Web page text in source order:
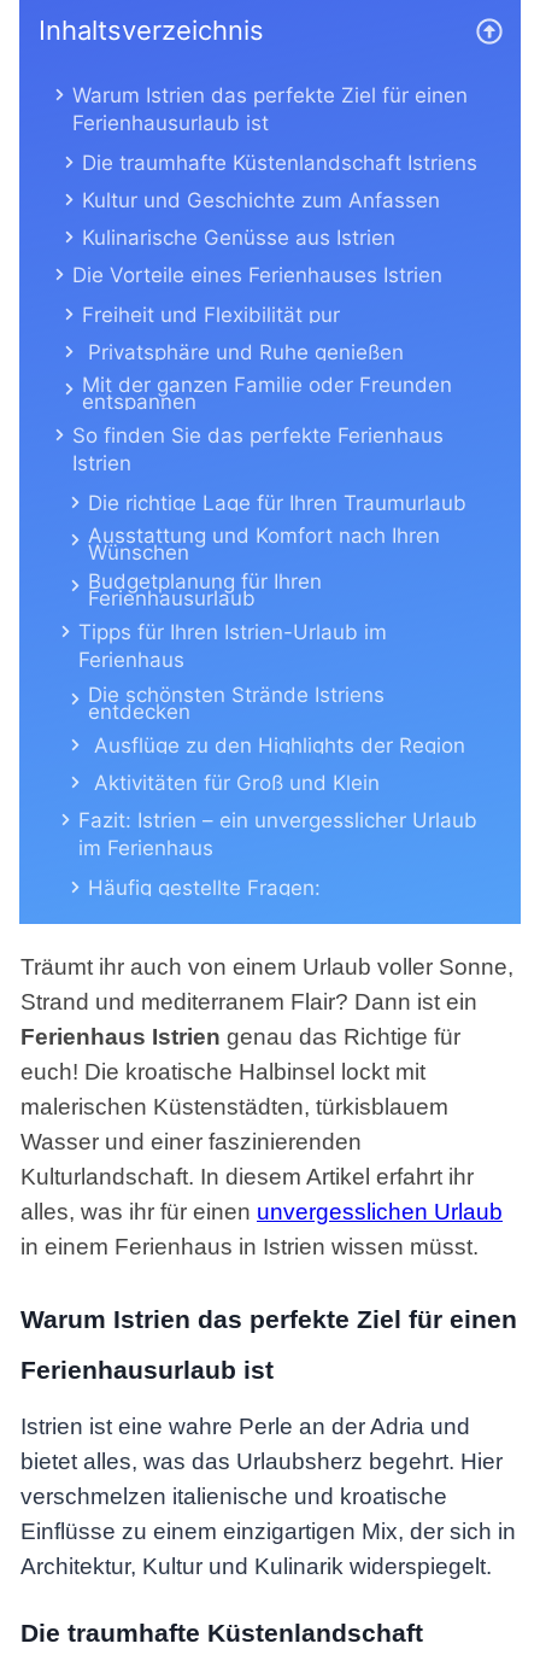
Inhaltsverzeichnis
Warum Istrien das perfekte Ziel für einen
Ferienhausurlaub ist
Die traumhafte Küstenlandschaft Istriens
Kultur und Geschichte zum Anfassen
Kulinarische Genüsse aus Istrien
Die Vorteile eines Ferienhauses Istrien
Freiheit und Flexibilität pur
Privatsphäre und Ruhe genießen
Mit der ganzen Familie oder Freunden
entspannen
So finden Sie das perfekte Ferienhaus
Istrien
Die richtige Lage für Ihren Traumurlaub
Ausstattung und Komfort nach Ihren
Wünschen
Budgetplanung für Ihren
Ferienhausurlaub
Tipps für Ihren Istrien-Urlaub im
Ferienhaus
Die schönsten Strände Istriens
entdecken
Ausflüge zu den Highlights der Region
Aktivitäten für Groß und Klein
Fazit: Istrien – ein unvergesslicher Urlaub
im Ferienhaus
Häufig gestellte Fragen:
Träumt ihr auch von einem Urlaub voller Sonne,
Strand und mediterranem Flair? Dann ist ein
Ferienhaus Istrien genau das Richtige für
euch! Die kroatische Halbinsel lockt mit
malerischen Küstenstädten, türkisblauem
Wasser und einer faszinierenden
Kulturlandschaft. In diesem Artikel erfahrt ihr
alles, was ihr für einen unvergesslichen Urlaub
in einem Ferienhaus in Istrien wissen müsst.
Warum Istrien das perfekte Ziel für einen
Ferienhausurlaub ist
Istrien ist eine wahre Perle an der Adria und
bietet alles, was das Urlaubsherz begehrt. Hier
verschmelzen italienische und kroatische
Einflüsse zu einem einzigartigen Mix, der sich in
Architektur, Kultur und Kulinarik widerspiegelt.
Die traumhafte Küstenlandschaft